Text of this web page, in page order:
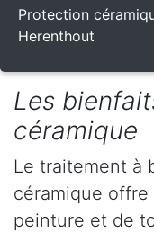
Protection
Herenthout
Les
céramique
Le traitement à
céramique
peinture et de